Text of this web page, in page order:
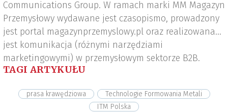
Communications Group. W ramach marki MM Magazyn
Przemysłowy wydawane jest czasopismo, prowadzony
jest portal magazynprzemyslowy.pl oraz realizowana
jest komunikacja (różnymi narzędziami
marketingowymi) w przemysłowym sektorze B2B.
TAGI ARTYKUŁU
prasa krawędziowa
Technologie Formowania Metali
ITM Polska